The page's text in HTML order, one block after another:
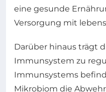
eine gesunde
Versorgung mit
Darüber hinaus trägt
Immunsystem zu
Immunsystems
Mikrobiom die